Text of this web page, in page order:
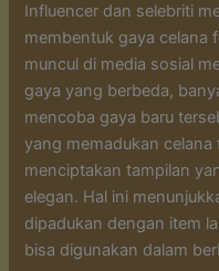
Influencer dan selebriti
membentuk gaya celana
muncul di media sosial
gaya yang berbeda,
mencoba gaya baru
yang memadukan
menciptakan tampilan
elegan. Hal ini
dipadukan dengan item
bisa digunakan dalam